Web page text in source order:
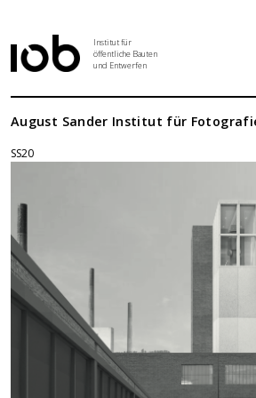
Institut für
öffentliche Bauten
und Entwerfen
Institut
Entwurf
Seminar
Abschlussarbeiten
August Sander Institut für
SS20